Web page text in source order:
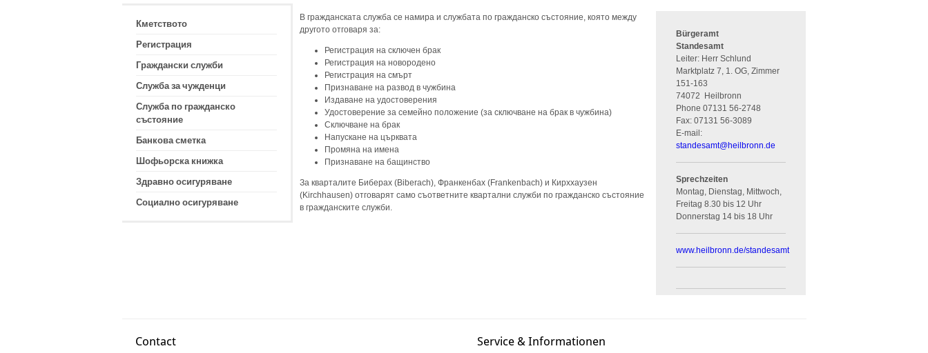
Кметството
Регистрация
Граждански служби
Служба за чужденци
Служба по гражданско
състояние
Банкова сметка
Шофьорска книжка
Здравно осигуряване
Социално осигуряване
В гражданската служба се намира и службата по гражданско състояние, която между
другото отговаря за:
Регистрация на сключен брак
Регистрация на новородено
Регистрация на смърт
Признаване на развод в чужбина
Издаване на удостоверения
Удостоверение за семейно положение (за сключване на брак в чужбина)
Сключване на брак
Напускане на църквата
Промяна на имена
Признаване на бащинство
За кварталите Биберах (Biberach), Франкенбах (Frankenbach) и Кирххаузен
(Kirchhausen) отговарят само съответните квартaлни служби по гражданско състояние
в гражданските служби.
Bürgeramt
Standesamt
Leiter: Herr Schlund
Marktplatz 7, 1. OG, Zimmer
151-163
74072
Heilbronn
Phone07131 56-2748
Fax:07131 56-3089
E-mail:
standesamt@heilbronn.de
Sprechzeiten
Montag, Dienstag, Mittwoch,
Freitag 8.30 bis 12 Uhr
Donnerstag 14 bis 18 Uhr
www.heilbronn.de/standesamt
Contact Service & Informationen